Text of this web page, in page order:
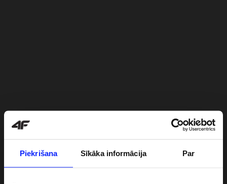
Piekrišana Sīkāka informācija Par